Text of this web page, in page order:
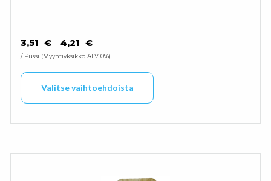
3,51 € – 4,21 €HINTALUOKKA: 3,51 € - 4,21 €
/ Pussi Myyntiyksikkö ALV 0%
Valitse vaihtoehdoista